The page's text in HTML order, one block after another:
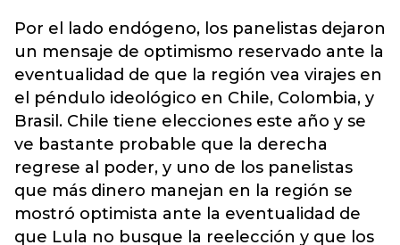
Por el lado endógeno, los panelistas dejaron
un mensaje de optimismo reservado ante la
eventualidad de que la región vea virajes en
el péndulo ideológico en Chile, Colombia, y
Brasil. Chile tiene elecciones este año y se
ve bastante probable que la derecha
regrese al poder, y uno de los panelistas
que más dinero manejan en la región se
mostró optimista ante la eventualidad de
que Lula no busque la reelección y que los